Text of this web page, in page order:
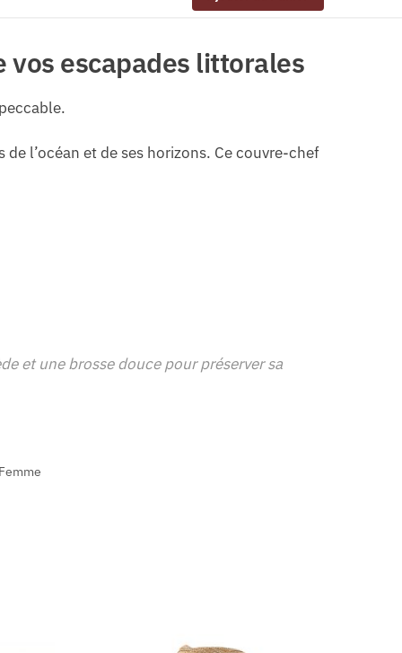
vos escapades littorales
l’océan et de ses horizons. Ce couvre-chef
et une brosse douce pour préserver sa